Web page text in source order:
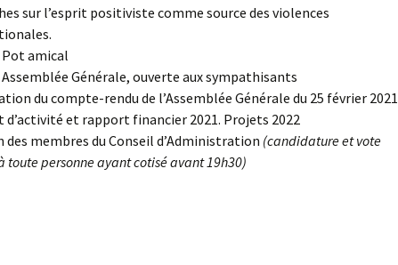
sur l’esprit positiviste comme source des violences
Pot amical
Assemblée Générale, ouverte aux sympathisants
du compte-rendu de l’Assemblée Générale du 25 février 2021
d’activité et rapport financier 2021. Projets 2022
des membres du Conseil d’Administration (candidature et vote
toute personne ayant cotisé avant 19h30)